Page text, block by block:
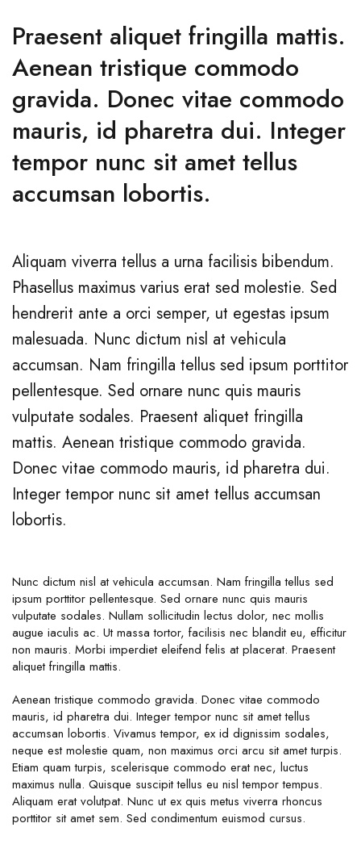
Praesent aliquet fringilla mattis.
Aenean tristique commodo
gravida. Donec vitae commodo
mauris, id pharetra dui. Integer
tempor nunc sit amet tellus
accumsan lobortis.
Aliquam viverra tellus a urna facilisis bibendum.
Phasellus maximus varius erat sed molestie. Sed
hendrerit ante a orci semper, ut egestas ipsum
malesuada. Nunc dictum nisl at vehicula
accumsan. Nam fringilla tellus sed ipsum porttitor
pellentesque. Sed ornare nunc quis mauris
vulputate sodales. Praesent aliquet fringilla
mattis. Aenean tristique commodo gravida.
Donec vitae commodo mauris, id pharetra dui.
Integer tempor nunc sit amet tellus accumsan
lobortis.
Nunc dictum nisl at vehicula accumsan. Nam fringilla tellus sed
ipsum porttitor pellentesque. Sed ornare nunc quis mauris
vulputate sodales. Nullam sollicitudin lectus dolor, nec mollis
augue iaculis ac. Ut massa tortor, facilisis nec blandit eu, efficitur
non mauris. Morbi imperdiet eleifend felis at placerat. Praesent
aliquet fringilla mattis.
Aenean tristique commodo gravida. Donec vitae commodo
mauris, id pharetra dui. Integer tempor nunc sit amet tellus
accumsan lobortis. Vivamus tempor, ex id dignissim sodales,
neque est molestie quam, non maximus orci arcu sit amet turpis.
Etiam quam turpis, scelerisque commodo erat nec, luctus
maximus nulla. Quisque suscipit tellus eu nisl tempor tempus.
Aliquam erat volutpat. Nunc ut ex quis metus viverra rhoncus
porttitor sit amet sem. Sed condimentum euismod cursus.